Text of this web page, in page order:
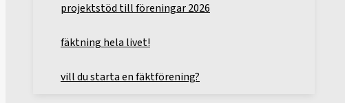
projektstöd till föreningar 2026
fäktning hela livet!
vill du starta en fäktförening?